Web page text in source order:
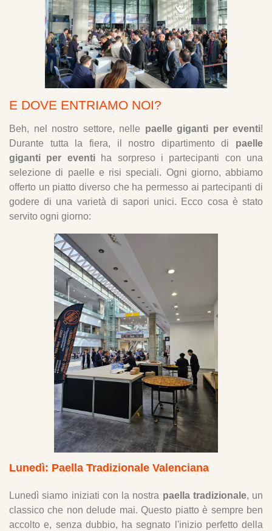
E DOVE ENTRIAMO NOI?
Beh, nel nostro settore, nelle paelle giganti per eventi!
Durante tutta la fiera, il nostro dipartimento di paelle
giganti per eventiha sorpreso i partecipanti con una
selezione di paelle e risi speciali. Ogni giorno, abbiamo
offerto un piatto diverso che ha permesso ai partecipanti di
godere di una varietà di sapori unici. Ecco cosa è stato
servito ogni giorno:
Lunedì: Paella Tradizionale Valenciana
Lunedì siamo iniziati con la nostra paella tradizionale, un
classico che non delude mai. Questo piatto è sempre ben
accolto e, senza dubbio, ha segnato l'inizio perfetto della